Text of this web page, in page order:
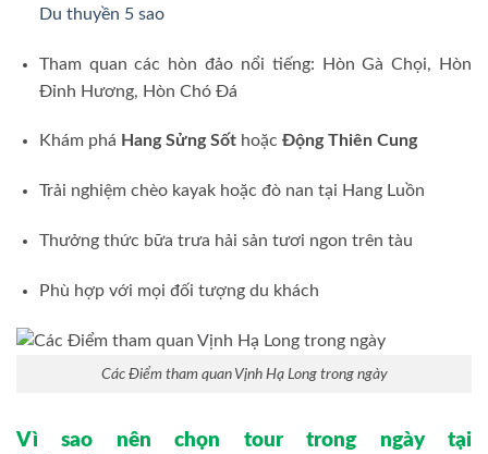
Du thuyền 5 sao
Tham quan các hòn đảo nổi tiếng: Hòn Gà Chọi, Hòn
Đỉnh Hương, Hòn Chó Đá
Khám phá Hang Sửng Sốthoặc Động Thiên Cung
Trải nghiệm chèo kayak hoặc đò nan tại Hang Luồn
Thưởng thức bữa trưa hải sản tươi ngon trên tàu
Phù hợp với mọi đối tượng du khách
Các Điểm tham quan Vịnh Hạ Long trong ngày
Vì sao nên chọn tour trong ngày tại